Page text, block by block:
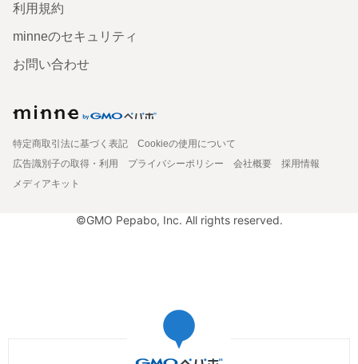
利用規約
minneのセキュリティ
お問い合わせ
特定商取引法に基づく表記
Cookieの使用について
広告識別子の取得・利用
プライバシーポリシー 会社概要
採用情報
メディアキット
©GMO Pepabo, Inc. All rights reserved.